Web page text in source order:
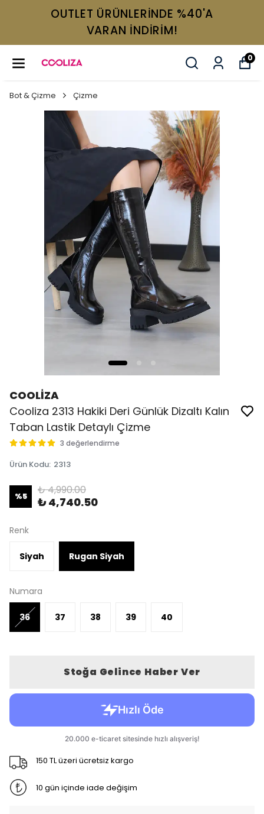
OUTLET ÜRÜNLERİNDE %40'A
VARAN İNDİRİM!
0
Bot & Çizme Çizme
COOLİZA
Cooliza 2313 Hakiki Deri Günlük Dizaltı Kalın
Taban Lastik Detaylı Çizme
3 değerlendirme
Ürün Kodu: 2313
%5 ₺ 4,990.00
₺ 4,740.50
Renk
Siyah Rugan Siyah
Numara
36 37 38 39 40
Stoğa Gelince Haber Ver
150 TL üzeri ücretsiz kargo
10 gün içinde iade değişim